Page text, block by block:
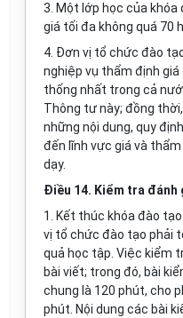
3. Một lớp học của khóa
giá tối đa không quá 70
4. Đơn vị tổ chức đào
nghiệp vụ thẩm định giá
thống nhất trong cả
Thông tư này; đồng
những nội dung, quy
đến lĩnh vực giá và
dạy.
Điều 14. Kiểm tra đánh
1. Kết thúc khóa đào
vị tổ chức đào tạo phải
quả học tập. Việc kiểm
bài viết; trong đó, bài
chung là 120 phút, cho
phút. Nội dung các bài